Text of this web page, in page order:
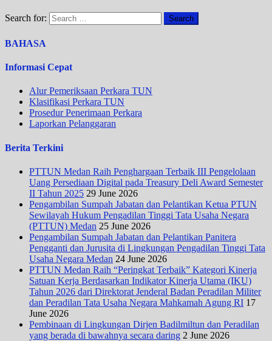
Search for:
BAHASA
Informasi Cepat
Alur Pemeriksaan Perkara TUN
Klasifikasi Perkara TUN
Prosedur Penerimaan Perkara
Laporkan Pelanggaran
Berita Terkini
PTTUN Medan Raih Penghargaan Terbaik III Pengelolaan
Uang Persediaan Digital pada Treasury Deli Award Semester
II Tahun 2025 29 June 2026
Pengambilan Sumpah Jabatan dan Pelantikan Ketua PTUN
Sewilayah Hukum Pengadilan Tinggi Tata Usaha Negara
(PTTUN) Medan 25 June 2026
Pengambilan Sumpah Jabatan dan Pelantikan Panitera
Pengganti dan Jurusita di Lingkungan Pengadilan Tinggi Tata
Usaha Negara Medan 24 June 2026
PTTUN Medan Raih “Peringkat Terbaik” Kategori Kinerja
Satuan Kerja Berdasarkan Indikator Kinerja Utama (IKU)
Tahun 2026 dari Direktorat Jenderal Badan Peradilan Militer
dan Peradilan Tata Usaha Negara Mahkamah Agung RI 17
June 2026
Pembinaan di Lingkungan Dirjen Badilmiltun dan Peradilan
yang berada di bawahnya secara daring 2 June 2026